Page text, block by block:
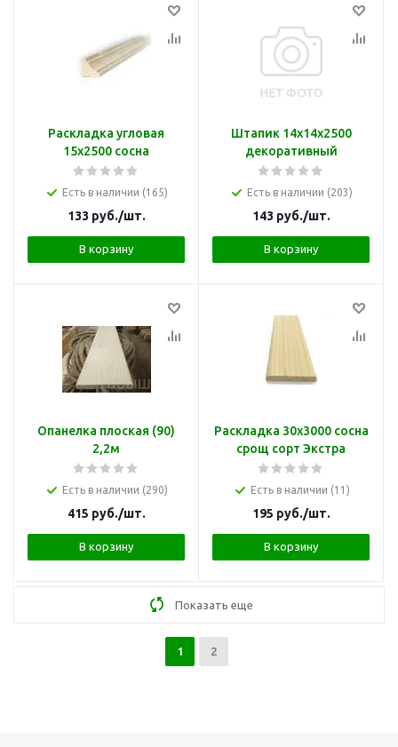
Раскладка угловая
15х2500 сосна
Есть в наличии (165)
133 руб./шт.
В корзину
Штапик 14х14х2500
декоративный
Есть в наличии (203)
143 руб./шт.
В корзину
Опанелка плоская (90)
2,2м
Есть в наличии (290)
415 руб./шт.
В корзину
Раскладка 30х3000 сосна
срощ сорт Экстра
Есть в наличии (11)
195 руб./шт.
В корзину
Показать еще
1 2